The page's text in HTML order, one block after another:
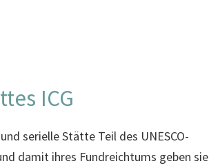
ICG
serielle Stätte Teil des UNESCO-
damit ihres Fundreichtums geben sie